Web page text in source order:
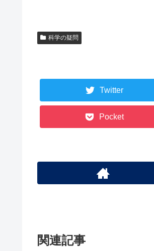
科学の疑問
Twitter
Pocket
関連記事